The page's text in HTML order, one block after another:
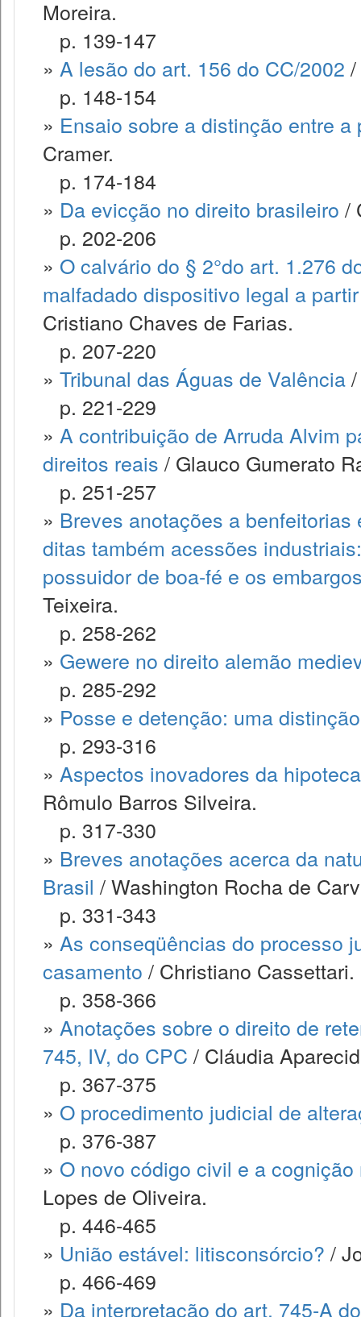
Moreira.
p. 139-147
» A lesão do art. 156 do CC/2002
p. 148-154
» Ensaio sobre a distinção entre
Cramer.
p. 174-184
» Da evicção no direito brasileiro /
p. 202-206
» O calvário do § 2°do art. 1.276
malfadado dispositivo legal a
Cristiano Chaves de Farias.
p. 207-220
» Tribunal das Águas de Valência
p. 221-229
» A contribuição de Arruda Alvim
direitos reais / Glauco Gumerato
p. 251-257
» Breves anotações a
ditas também acessões
possuidor de boa-fé e os
Teixeira.
p. 258-262
» Gewere no direito alemão
p. 285-292
» Posse e detenção: uma
p. 293-316
» Aspectos inovadores da
Rômulo Barros Silveira.
p. 317-330
» Breves anotações acerca da
Brasil / Washington Rocha de
p. 331-343
» As conseqüências do processo
casamento / Christiano Cassettari.
p. 358-366
» Anotações sobre o direito de
745, IV, do CPC / Cláudia
p. 367-375
» O procedimento judicial de
p. 376-387
» O novo código civil e a
Lopes de Oliveira.
p. 446-465
» União estável: litisconsórcio? /
p. 466-469
» Da interpretação do art. 745-A